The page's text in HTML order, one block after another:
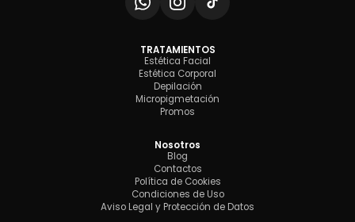
TRATAMIENTOS
Estética Facial
Estética Corporal
Depilación
Micropigmetación
Promos
Nosotros
Blog
Contactos
Política de Cookies
Condiciones de Uso
Aviso Legal y Protección de Datos